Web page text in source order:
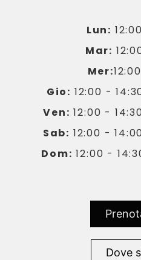
Lun:
Mar:
Mer:
Gio: 12:00 -
Ven: 12:00 -
Sab: 12:00 -
Dom: 12:00 -
Dove